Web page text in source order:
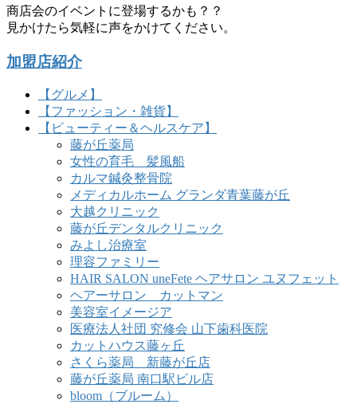
商店会のイベントに登場するかも？？
見かけたら気軽に声をかけてください。
加盟店紹介
【グルメ】
【ファッション・雑貨】
【ビューティー＆ヘルスケア】
藤が丘薬局
女性の育毛 髪風船
カルマ鍼灸整骨院
メディカルホーム グランダ青葉藤が丘
大越クリニック
藤が丘デンタルクリニック
みよし治療室
理容ファミリー
HAIR SALON uneFete ヘアサロン ユヌフェット
ヘアーサロン カットマン
美容室イメージア
医療法人社団 究修会 山下歯科医院
カットハウス藤ヶ丘
さくら薬局 新藤が丘店
藤が丘薬局 南口駅ビル店
bloom（ブルーム）